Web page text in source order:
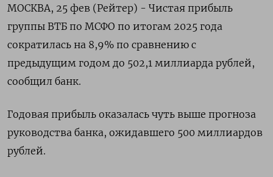
МОСКВА, 25 фев (Рейтер) - Чистая прибыль
группы ВТБ по МСФО по итогам 2025 года
сократилась на 8,9% по сравнению с
предыдущим годом до 502,1 миллиарда рублей,
сообщил банк.
Годовая прибыль оказалась чуть выше прогноза
руководства банка, ожидавшего 500 миллиардов
рублей.